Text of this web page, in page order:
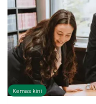
Kemas kini